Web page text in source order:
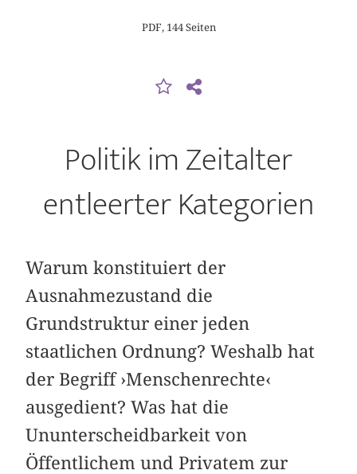
PDF, 144 Seiten
Politik im Zeitalter
entleerter Kategorien
Warum konstituiert der
Ausnahmezustand die
Grundstruktur einer jeden
staatlichen Ordnung? Weshalb hat
der Begriff ›Menschenrechte‹
ausgedient? Was hat die
Ununterscheidbarkeit von
Öffentlichem und Privatem zur